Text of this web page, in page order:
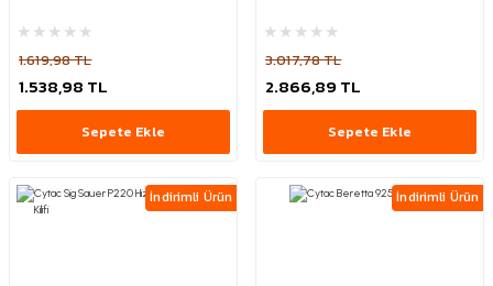
1.619,98 TL
1.538,98 TL
Sepete Ekle
3.017,78 TL
2.866,89 TL
Sepete Ekle
İndirimli Ürün İndirimli Ürün